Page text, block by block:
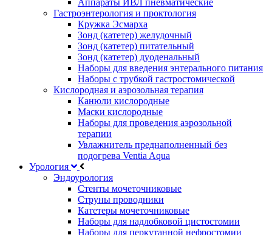
Аппараты ИВЛ пневматические
Гастроэнтерология и проктология
Кружка Эсмарха
Зонд (катетер) желудочный
Зонд (катетер) питательный
Зонд (катетер) дуоденальный
Наборы для введения энтерального питания
Наборы с трубкой гастростомической
Кислородная и аэрозольная терапия
Канюли кислородные
Маски кислородные
Наборы для проведения аэрозольной
терапии
Увлажнитель преднаполненный без
подогрева Ventia Aqua
Урология
Эндоурология
Стенты мочеточниковые
Струны проводники
Катетеры мочеточниковые
Наборы для надлобковой цистостомии
Наборы для перкутанной нефростомии